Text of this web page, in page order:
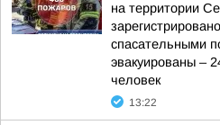
на территории
спасательными
эвакуированы –
человек
13:22